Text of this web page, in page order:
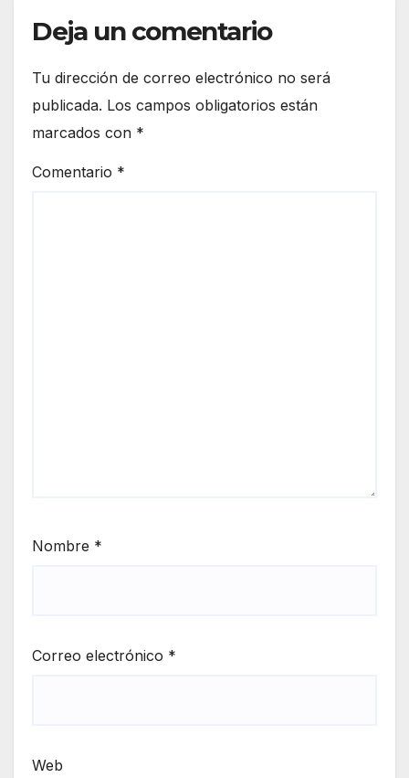
Deja un comentario
Tu dirección de correo electrónico no será
publicada. Los campos obligatorios están
marcados con *
Comentario *
Nombre *
Correo electrónico *
Web